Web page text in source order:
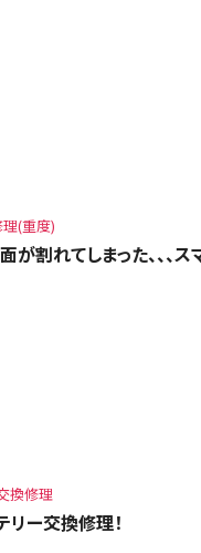
(重度)
割れてしまった、、、
換修理
ー交換修理！